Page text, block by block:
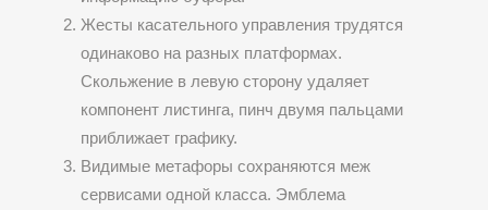
Жесты касательного управления трудятся
одинаково на разных платформах.
Скольжение в левую сторону удаляет
компонент листинга, пинч двумя пальцами
приближает графику.
Видимые метафоры сохраняются меж
сервисами одной класса. Эмблема